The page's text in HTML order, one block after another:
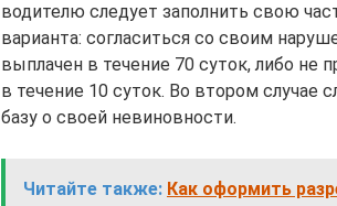
водителю следует заполнить свою
варианта: согласиться со своим
выплачен в течение 70 суток, либо не
в течение 10 суток. Во втором случае
базу о своей невиновности.
Читайте также: Как оформить